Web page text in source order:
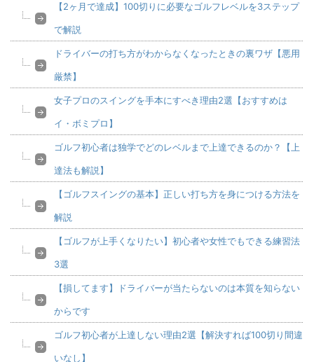
【2ヶ月で達成】100切りに必要なゴルフレベルを3ステップ
で解説
ドライバーの打ち方がわからなくなったときの裏ワザ【悪用
厳禁】
女子プロのスイングを手本にすべき理由2選【おすすめは
イ・ボミプロ】
ゴルフ初心者は独学でどのレベルまで上達できるのか？【上
達法も解説】
【ゴルフスイングの基本】正しい打ち方を身につける方法を
解説
【ゴルフが上手くなりたい】初心者や女性でもできる練習法
3選
【損してます】ドライバーが当たらないのは本質を知らない
からです
ゴルフ初心者が上達しない理由2選【解決すれば100切り間違
いなし】